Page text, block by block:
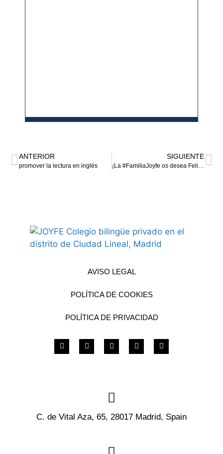
ANTERIOR
promover la lectura en inglés
SIGUIENTE
AVISO LEGAL
POLÍTICA DE COOKIES
POLÍTICA DE PRIVACIDAD
C. de Vital Aza, 65, 28017 Madrid, Spain